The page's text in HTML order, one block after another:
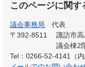
このページに関
議会事務局
代表
〒392-8511
諏訪市
議会棟2
Tel：0266-52-4141（内